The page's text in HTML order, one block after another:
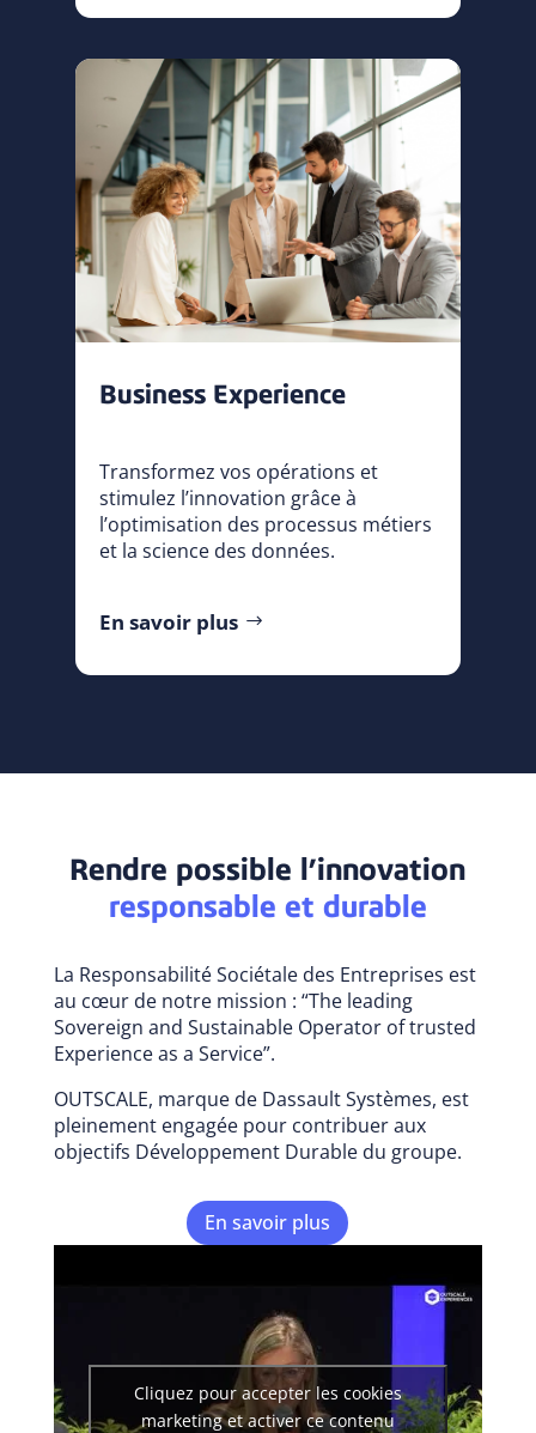
Business Experience
Transformez vos opérations et
stimulez l’innovation grâce à
l’optimisation des processus métiers
et la science des données.
En savoir plus
Rendre possible l’innovation
responsable et durable
La Responsabilité Sociétale des Entreprises est
au cœur de notre mission : “The leading
Sovereign and Sustainable Operator of trusted
Experience as a Service”.
OUTSCALE, marque de Dassault Systèmes, est
pleinement engagée pour contribuer aux
objectifs Développement Durable du groupe.
En savoir plus
Cliquez pour accepter les cookies
marketing et activer ce contenu